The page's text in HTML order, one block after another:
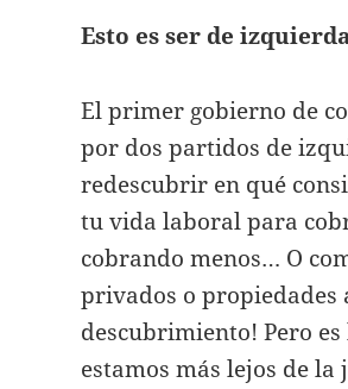
Esto es ser de
El primer gobierno de
por dos partidos de
redescubrir en qué
tu vida laboral para
cobrando menos… O
privados o propiedades
descubrimiento! Pero
estamos más lejos de